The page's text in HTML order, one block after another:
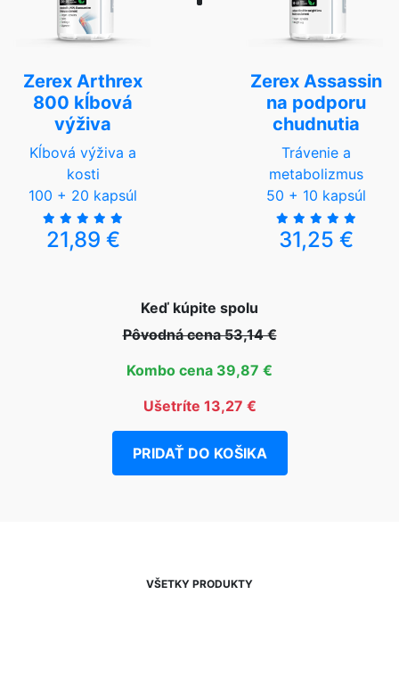
Zerex Arthrex
800 kĺbová
výživa
Kĺbová výživa a
kosti
100 + 20 kapsúl
21,89 €
Zerex Assassin
na podporu
chudnutia
Trávenie a
metabolizmus
50 + 10 kapsúl
31,25 €
Keď kúpite spolu
Pôvodná cena 53,14 €
Kombo cena 39,87 €
Ušetríte 13,27 €
PRIDAŤ DO KOŠIKA
VŠETKY PRODUKTY